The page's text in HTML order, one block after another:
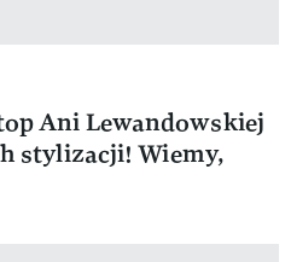
Ani Lewandowskiej
stylizacji! Wiemy,